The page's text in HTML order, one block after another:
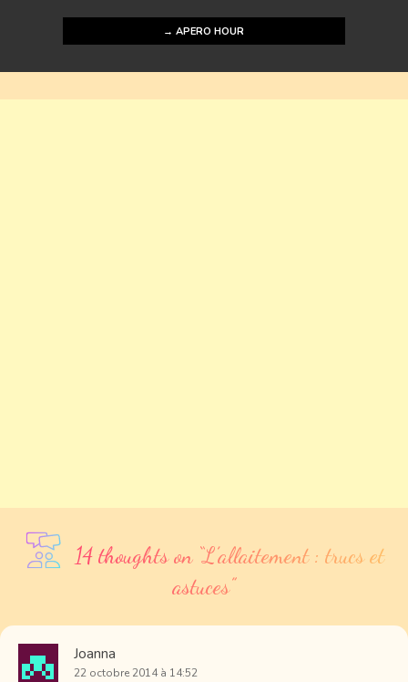
→ APERO HOUR
14 thoughts on “L’allaitement : trucs et
astuces”
Joanna
22 octobre 2014 à 14:52